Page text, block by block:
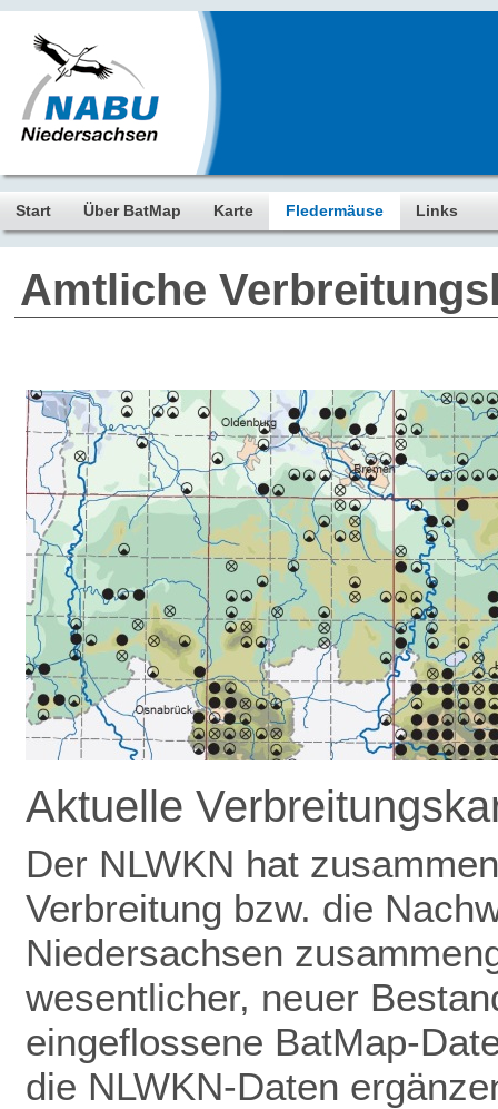
Start Über BatMap Karte Fledermäuse Links
Amtliche
Aktuelle
Der NLWKN hat
Verbreitung bzw. die
Niedersachsen
wesentlicher, neuer
eingeflossene BatMap-
die NLWKN-Daten